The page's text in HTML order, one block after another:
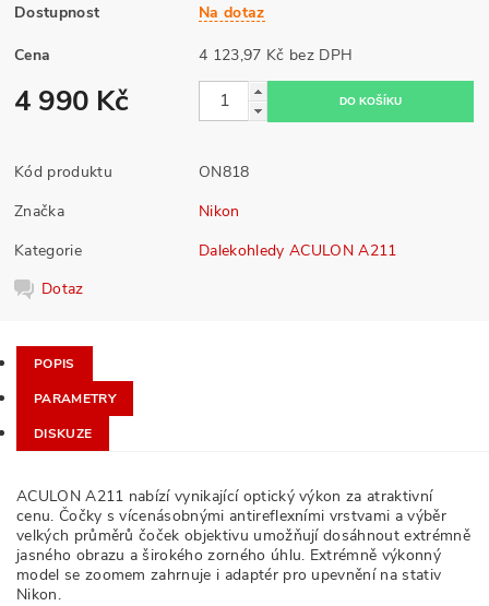
Dostupnost Na dotaz
Cena 4 123,97 Kč bez DPH
4 990 Kč
Kód produktu
ON818
Značka
Nikon
Kategorie
Dalekohledy ACULON A211
Dotaz
POPIS
PARAMETRY
DISKUZE
ACULON A211 nabízí vynikající optický výkon za atraktivní
cenu. Čočky s vícenásobnými antireflexními vrstvami a výběr
velkých průměrů čoček objektivu umožňují dosáhnout extrémně
jasného obrazu a širokého zorného úhlu. Extrémně výkonný
model se zoomem zahrnuje i adaptér pro upevnění na stativ
Nikon.